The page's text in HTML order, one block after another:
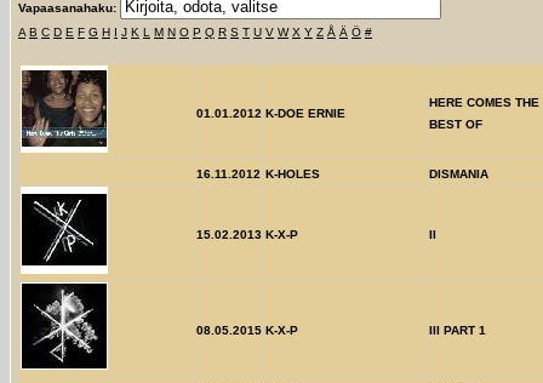
Vapaasanahaku:
A B C D E F G H I J K L M N O P Q R S T U V W X Y Z Å Ä Ö #
01.01.2012 K-DOE ERNIE
HERE COMES THE
BEST OF
16.11.2012 K-HOLES DISMANIA
15.02.2013 K-X-P II
08.05.2015 K-X-P III PART 1